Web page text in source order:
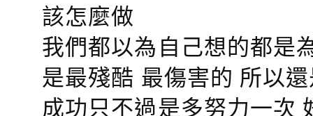
該怎麼做
我們都以為自己想的都是
是最殘酷 最傷害的 所以
成功只不過是多努力一次